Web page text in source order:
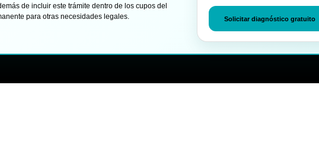
de incluir este trámite dentro de los cupos del
para otras necesidades legales.
Solicitar diagnóstico gratuito